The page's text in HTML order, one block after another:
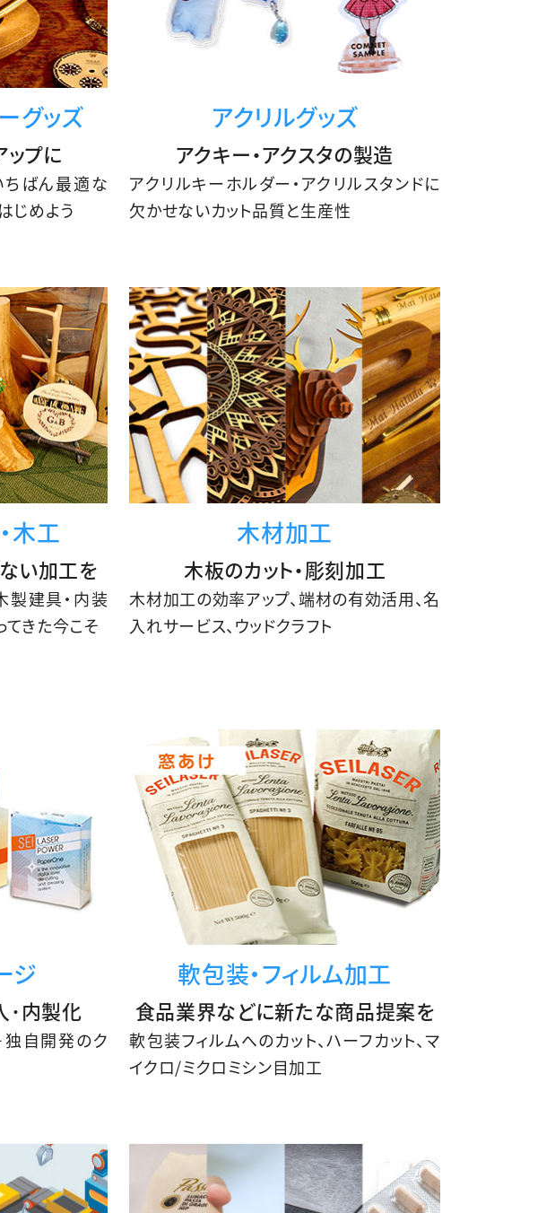
グッズ
プに
ちばん最適な
じめよう
アクリルグッズ
アクキー・アクスタの製造
アクリルキーホルダー・アクリルスタンドに
欠かせないカット品質と生産性
木工
い加工を
製建具・内装
てきた今こそ
木材加工
木板のカット・彫刻加工
木材加工の効率アップ、端材の有効活用、名
入れサービス、ウッドクラフト
ジ
･内製化
自開発のク
軟包装・フィルム加工
食品業界などに新たな商品提案を
軟包装フィルムへのカット、ハーフカット、マ
イクロ/ミクロミシン目加工